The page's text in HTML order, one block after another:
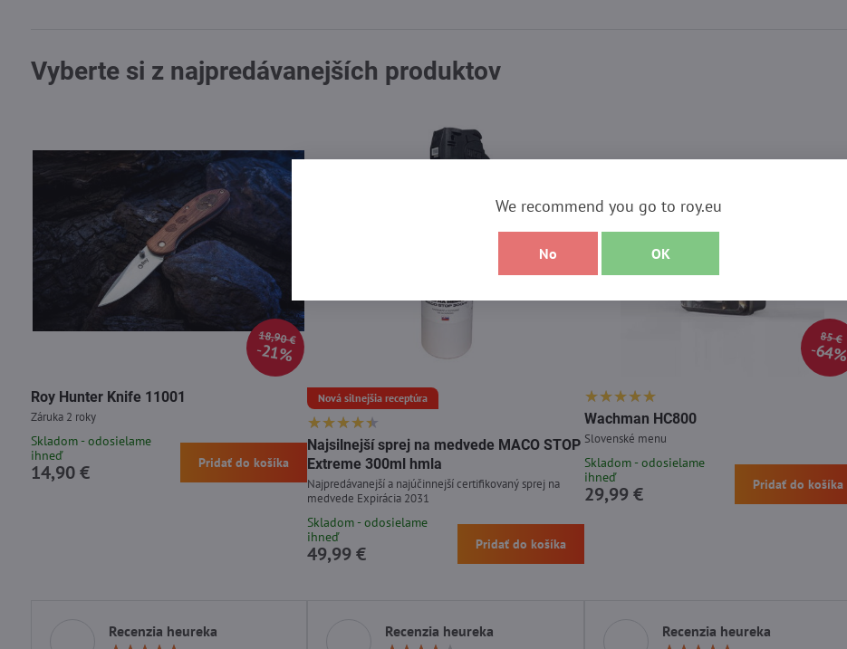
Vyberte si z najpredávanejších produktov
18,90 €
21%
Roy Hunter Knife 11001
Záruka 2 roky
Skladom - odosielame
ihneď
14,90 € Pridať do košíka
Nová silnejšia receptúra
Najsilnejší sprej na medvede MACO STOP
Extreme 300ml hmla
Najpredávanejší a najúčinnejší certifikovaný sprej na
medvede Expirácia 2031
Skladom - odosielame
ihneď
49,99 € Pridať do košíka
85 €
64%
Wachman HC800
Slovenské menu
Skladom - odosielame
ihneď
29,99 € Pridať do košíka
Recenzia heureka
Recenzia heureka
Recenzia heureka
We recommend you go to roy.eu
No OK